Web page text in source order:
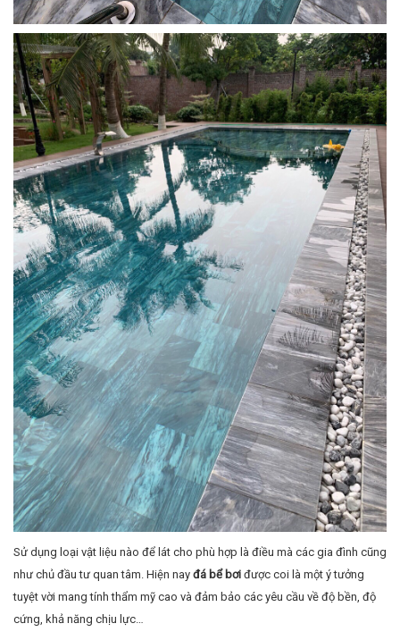
Sử dụng loại vật liệu nào để lát cho phù hợp là điều mà các gia đình cũng
như chủ đầu tư quan tâm. Hiện nay đá bể bơi được coi là một ý tưởng
tuyệt vời mang tính thẩm mỹ cao và đảm bảo các yêu cầu về độ bền, độ
cứng, khả năng chịu lực…